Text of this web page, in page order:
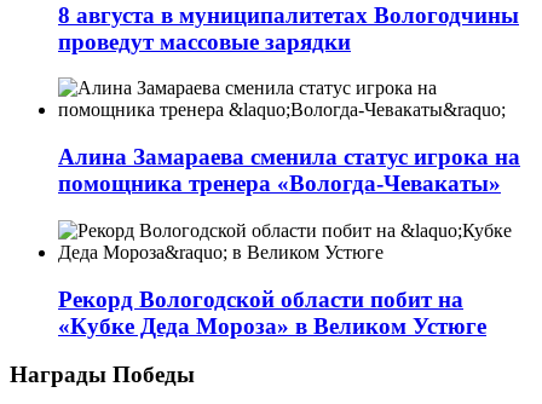
8 августа в муниципалитетах Вологодчины
проведут массовые зарядки
Алина Замараева сменила статус игрока на
помощника тренера «Вологда-Чевакаты»
Рекорд Вологодской области побит на
«Кубке Деда Мороза» в Великом Устюге
Награды Победы